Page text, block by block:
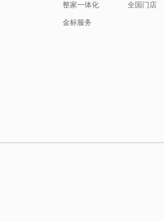
整家一体化
金标服务
全国门店